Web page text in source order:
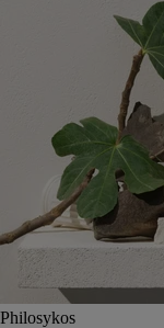
Philosykos